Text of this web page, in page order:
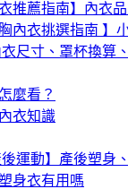
衣推薦指南】內衣
胸內衣挑選指南 】
衣尺寸、罩杯換算
麼看？
衣知識
後運動】產後塑身
身衣有用嗎